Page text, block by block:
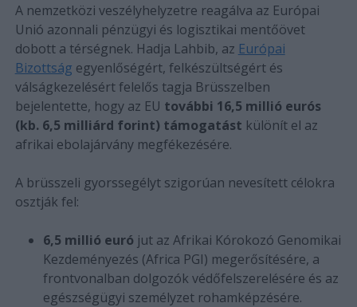
A nemzetközi veszélyhelyzetre reagálva az Európai
Unió azonnali pénzügyi és logisztikai mentőövet
dobott a térségnek. Hadja Lahbib, az Európai
Bizottság egyenlőségért, felkészültségért és
válságkezelésért felelős tagja Brüsszelben
bejelentette, hogy az EU további 16,5 millió eurós
(kb. 6,5 milliárd forint) támogatást különít el az
afrikai ebolajárvány megfékezésére.
A brüsszeli gyorssegélyt szigorúan nevesített célokra
osztják fel:
6,5 millió euró jut az Afrikai Kórokozó Genomikai
Kezdeményezés (Africa PGI) megerősítésére, a
frontvonalban dolgozók védőfelszerelésére és az
egészségügyi személyzet rohamképzésére.